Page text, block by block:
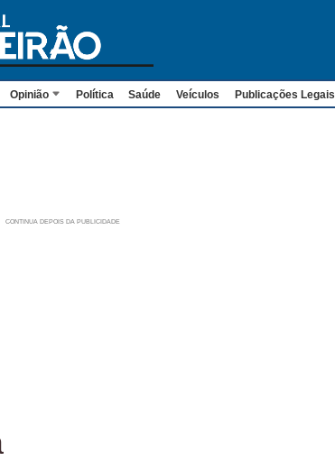
Opinião Política Saúde Veículos Publicações Legais